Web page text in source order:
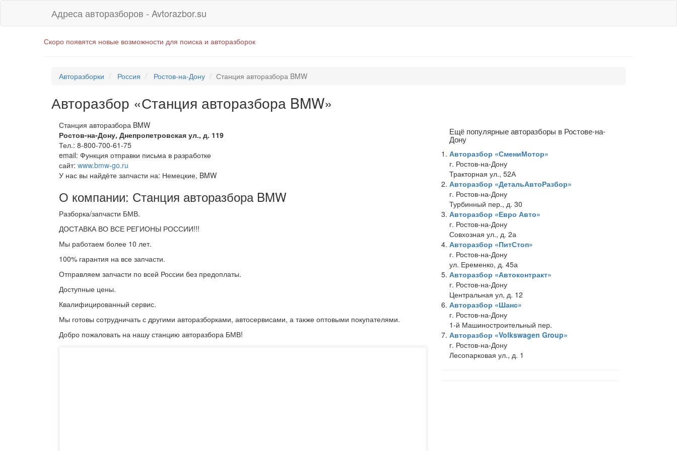
Адреса авторазборов - Avtorazbor.su
Скоро появятся новые возможности для поиска и авторазборок
Авторазборки Россия Ростов-на-Дону Станция авторазбора BMW
Авторазбор «Станция авторазбора BMW»
Станция авторазбора BMW
Ростов-на-Дону, Днепропетровская ул., д. 119
Тел.: 8-800-700-61-75
email: Функция отправки письма в разработке
сайт: www.bmw-go.ru
У нас вы найдёте запчасти на: Немецкие, BMW
О компании: Станция авторазбора BMW
Разборка/запчасти БМВ.
ДОСТАВКА ВО ВСЕ РЕГИОНЫ РОССИИ!!!
Мы работаем более 10 лет.
100% гарантия на все запчасти.
Отправляем запчасти по всей России без предоплаты.
Доступные цены.
Квалифицированный сервис.
Мы готовы сотрудничать с другими авторазборками, автосервисами, а также оптовыми покупателями.
Добро пожаловать на нашу станцию авторазбора БМВ!
Ещё популярные авторазборы в Ростове-на-
Дону
Авторазбор «СмениМотор»
г. Ростов-на-Дону
Тракторная ул., 52А
Авторазбор «ДетальАвтоРазбор»
г. Ростов-на-Дону
Турбинный пер., д. 30
Авторазбор «Евро Авто»
г. Ростов-на-Дону
Совхозная ул., д. 2а
Авторазбор «ПитСтоп»
г. Ростов-на-Дону
ул. Еременко, д. 45а
Авторазбор «Автоконтракт»
г. Ростов-на-Дону
Центральная ул, д. 12
Авторазбор «Шанс»
г. Ростов-на-Дону
1-й Машиностроительный пер.
Авторазбор «Volkswagen Group»
г. Ростов-на-Дону
Лесопарковая ул., д. 1